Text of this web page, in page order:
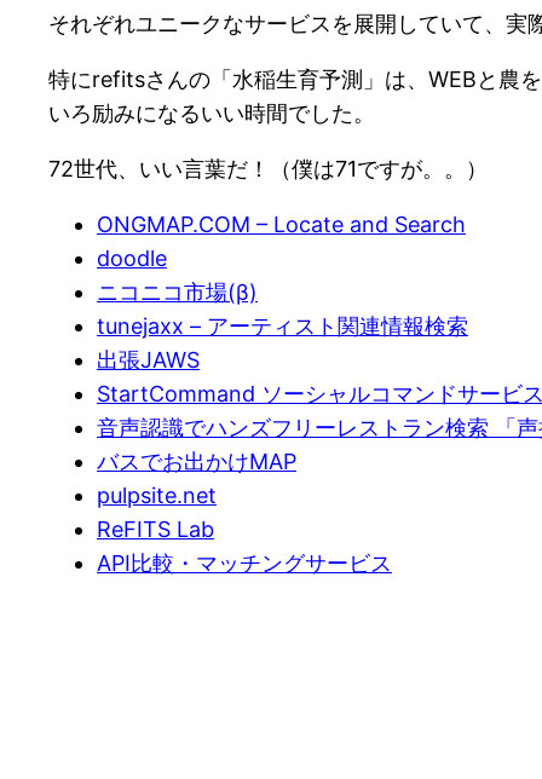
それぞれユニークなサービスを展開していて、
特にrefitsさんの「水稲生育予測」は、WEBと農
いろ励みになるいい時間でした。
72世代、いい言葉だ！（僕は71ですが。。）
ONGMAP.COM – Locate and Search
doodle
ニコニコ市場(β)
tunejaxx – アーティスト関連情報検索
出張JAWS
StartCommand ソーシャルコマンドサービ
音声認識でハンズフリーレストラン検索 「
バスでお出かけMAP
pulpsite.net
ReFITS Lab
API比較・マッチングサービス